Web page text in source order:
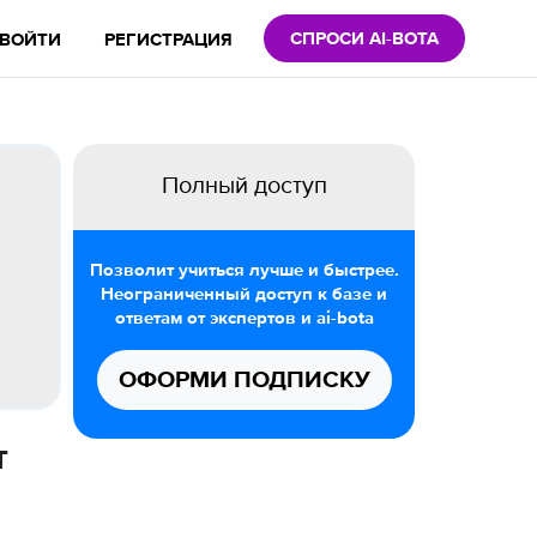
ВОЙТИ РЕГИСТРАЦИЯ СПРОСИ AI-BOTA
Полный доступ
Позволит учиться лучше и быстрее.
Неограниченный доступ к базе и
ответам от экспертов и ai-bota
ОФОРМИ ПОДПИСКУ